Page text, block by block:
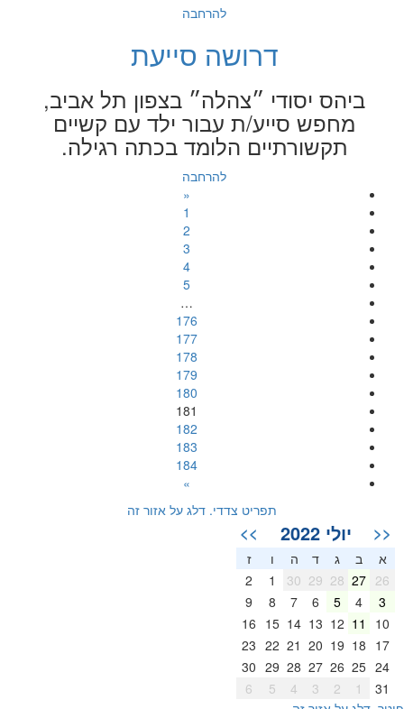
להרחבה
דרושה סייעת
ביהס יסודי ״צהלה״ בצפון תל אביב,
מחפש סייע/ת עבור ילד עם קשיים
תקשורתיים הלומד בכתה רגילה.
להרחבה
«
1
2
3
4
5
…
176
177
178
179
180
181
182
183
184
»
תפריט צדדי. דלג על אזור זה
<< יולי 2022 >>
א ב ג ד ה
ז
26
27
28
29
30
2
3
4
5
6
7
8
9
10
11
12
13
14
15
16
17
18
19
20
21
22
23
24
25
26
27
28
29
30
31
2
3
4
5
6